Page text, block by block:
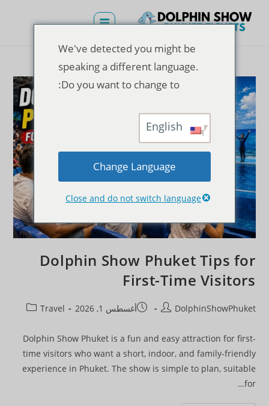
Dolphin Show Phuket Tips for
First-Time Visitors
DolphinShowPhuket أغسطس 1, 2026 Travel
Dolphin Show Phuket is a fun and easy attraction for first-
time visitors who want a short, indoor, and family-friendly
experience in Phuket. The show is simple to plan, suitable
for…
We've detected you might be
speaking a different language.
Do you want to change to:
Change Language
Close and do not switch language